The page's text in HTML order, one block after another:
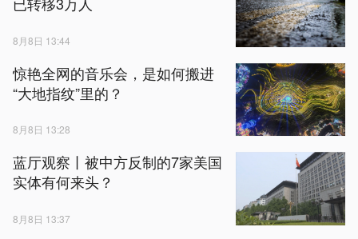
8月8日 13:44
惊艳全网的音乐会，是如何搬进
“大地指纹”里的？
8月8日 13:28
蓝厅观察丨被中方反制的7家美国
实体有何来头？
8月8日 13:37